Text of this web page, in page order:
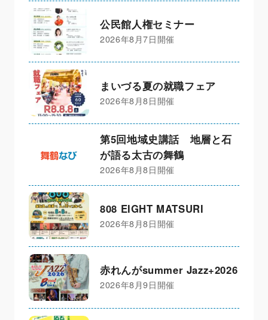
公民館人権セミナー
2026年8月7日開催
まいづる夏の就職フェア
2026年8月8日開催
第5回地域史講話 地層と石
が語る太古の舞鶴
2026年8月8日開催
808 EIGHT MATSURI
2026年8月8日開催
赤れんがsummer Jazz+2026
2026年8月9日開催